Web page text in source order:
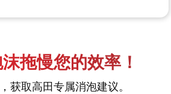
拖慢您的效率！
获取高田专属消泡建议。